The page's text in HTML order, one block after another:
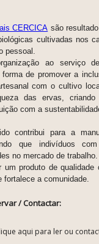
CERCICA são
cultivadas nos
pessoal.
ao serviço
de promover a
com o cultivo
das ervas,
com a
contribui para a
que indivíduos
no mercado de
um produto de
a comunidade.
/ Contactar:
aqui para ler ou